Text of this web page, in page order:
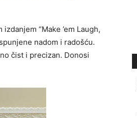
“Make ’em Laugh,
nadom i radošću.
čist i precizan. Donosi